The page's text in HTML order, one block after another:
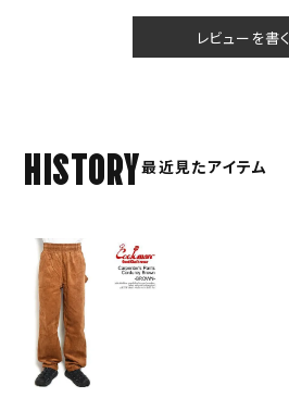
レビューを書く
HISTORY最近見たアイテム